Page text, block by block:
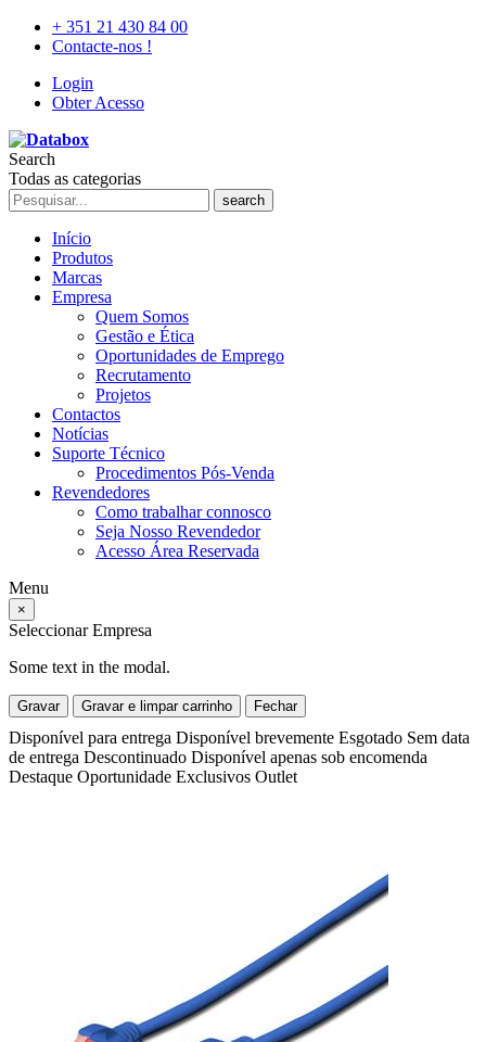
+ 351 21 430 84 00
Contacte-nos !
Login
Obter Acesso
Search
Todas as categorias
search
Início
Produtos
Marcas
Empresa
Quem Somos
Gestão e Ética
Oportunidades de Emprego
Recrutamento
Projetos
Contactos
Notícias
Suporte Técnico
Procedimentos Pós-Venda
Revendedores
Como trabalhar connosco
Seja Nosso Revendedor
Acesso Área Reservada
Menu
×
Seleccionar Empresa
Some text in the modal.
Gravar Gravar e limpar carrinho Fechar
Disponível para entrega Disponível brevemente Esgotado Sem data
de entrega Descontinuado Disponível apenas sob encomenda
Destaque Oportunidade Exclusivos Outlet